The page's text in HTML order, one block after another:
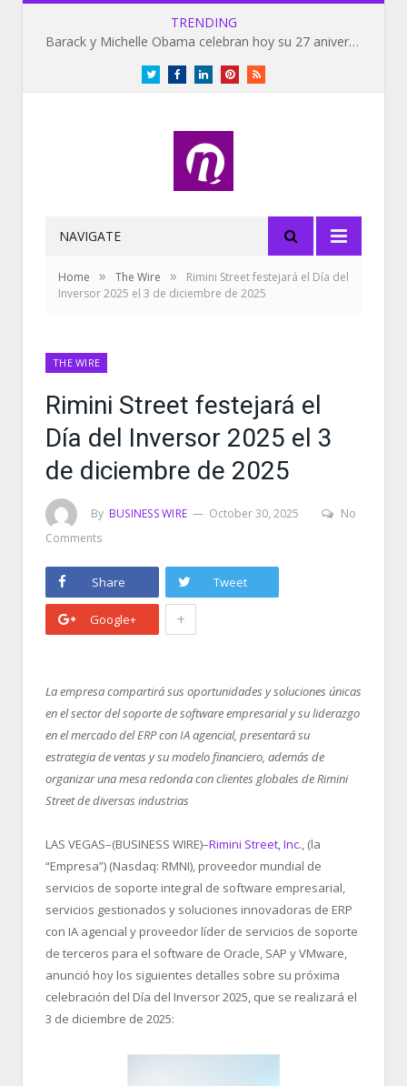
TRENDING
Barack y Michelle Obama celebran hoy su 27 aniversario de bodas
TwitterFacebookLinkedInPinterestRSS
NAVIGATE
Home » The Wire »
Rimini Street festejará el Día del
Inversor 2025 el 3 de diciembre de 2025
THE WIRE
Rimini Street festejará el
Día del Inversor 2025 el 3
de diciembre de 2025
By BUSINESS WIRE October 30, 2025
No
Comments
Share Tweet
Google+ +
La empresa compartirá sus oportunidades y soluciones únicas
en el sector del soporte de software empresarial y su liderazgo
en el mercado del ERP con IA agencial, presentará su
estrategia de ventas y su modelo financiero, además de
organizar una mesa redonda con clientes globales de Rimini
Street de diversas industrias
LAS VEGAS–(BUSINESS WIRE)–Rimini Street, Inc., (la
“Empresa”) (Nasdaq: RMNI), proveedor mundial de
servicios de soporte integral de software empresarial,
servicios gestionados y soluciones innovadoras de ERP
con IA agencial y proveedor líder de servicios de soporte
de terceros para el software de Oracle, SAP y VMware,
anunció hoy los siguientes detalles sobre su próxima
celebración del Día del Inversor 2025, que se realizará el
3 de diciembre de 2025: